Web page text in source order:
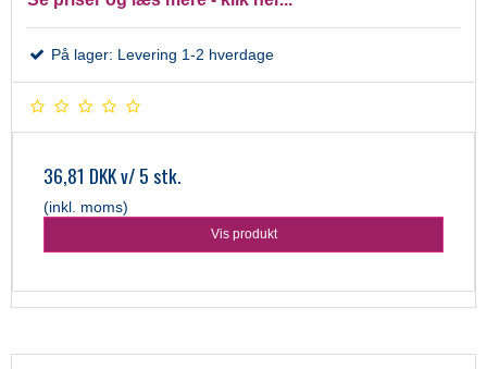
På lager: Levering 1-2 hverdage
36,81 DKKv/ 5 stk.
(inkl. moms)
Vis produkt